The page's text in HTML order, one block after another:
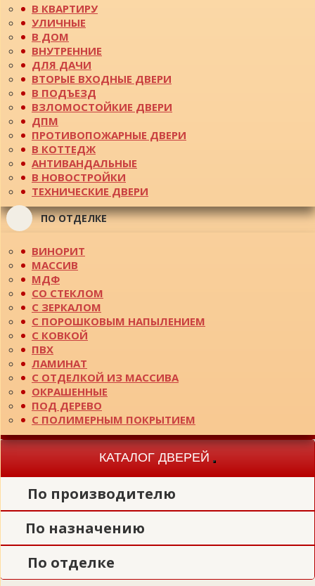
В КВАРТИРУ
УЛИЧНЫЕ
В ДОМ
ВНУТРЕННИЕ
ДЛЯ ДАЧИ
ВТОРЫЕ ВХОДНЫЕ ДВЕРИ
В ПОДЪЕЗД
ВЗЛОМОСТОЙКИЕ ДВЕРИ
ДПМ
ПРОТИВОПОЖАРНЫЕ ДВЕРИ
В КОТТЕДЖ
АНТИВАНДАЛЬНЫЕ
В НОВОСТРОЙКИ
ТЕХНИЧЕСКИЕ ДВЕРИ
ПО ОТДЕЛКЕ
ВИНОРИТ
МАССИВ
МДФ
СО СТЕКЛОМ
С ЗЕРКАЛОМ
С ПОРОШКОВЫМ НАПЫЛЕНИЕМ
С КОВКОЙ
ПВХ
ЛАМИНАТ
С ОТДЕЛКОЙ ИЗ МАССИВА
ОКРАШЕННЫЕ
ПОД ДЕРЕВО
С ПОЛИМЕРНЫМ ПОКРЫТИЕМ
КАТАЛОГ ДВЕРЕЙ
Toggle
navigation
По производителю
По назначению
По отделке